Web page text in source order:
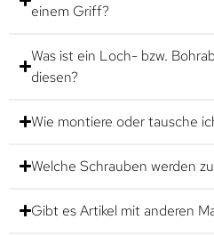
einem Griff?
Was ist ein Loch- bzw.
diesen?
Wie montiere oder tausche
Welche Schrauben werden
Gibt es Artikel mit anderen